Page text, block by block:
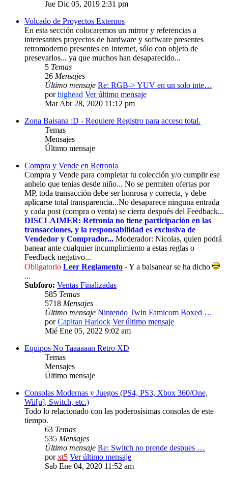
Jue Dic 05, 2019 2:31 pm
Volcado de Proyectos Externos
En esta sección colocaremos un mirror y referencias a
interesantes proyectos de hardware y software presentes
retromoderno presentes en Internet, sólo con objeto de
presevarlos... ya que muchos han desaparecido...
5 Temas
26 Mensajes
Último mensaje Re: RGB-> YUV en un solo inte…
porbighead Ver último mensaje
Mar Abr 28, 2020 11:12 pm
Zona Baisana :D - Requiere Registro para acceso total.
Temas
Mensajes
Último mensaje
Compra y Vende en Retronia
Compra y Vende para completar tu colección y/o cumplir ese
anhelo que tenias desde niño... No se permiten ofertas por
MP, toda transacción debe ser honrosa y correcta, y debe
aplicarse total transparencia...No desaparece ninguna entrada
y cada post (compra o venta) se cierra después del Feedback...
DISCLAIMER: Retronia no tiene participación en las
transacciones, y la responsabilidad es exclusiva de
Vendedor y Comprador... Moderador: Nicolas, quien podrá
banear ante cualquier incumplimiento a estas reglas o
Feedback negativo...
Obligatorio Leer Reglamento - Y a baisanear se ha dicho
...
Subforo: Ventas Finalizadas
585 Temas
5718 Mensajes
Último mensaje Nintendo Twin Famicom Boxed …
porCapitan Harlock Ver último mensaje
Mié Ene 05, 2022 9:02 am
Equipos No Taaaaaan Retro XD
Temas
Mensajes
Último mensaje
Consolas Modernas y Juegos (PS4, PS3, Xbox 360/One,
Wii[u], Switch, etc.)
Todo lo relacionado con las poderosísimas consolas de este
tiempo.
63 Temas
535 Mensajes
Último mensaje Re: Switch no prende despues …
porxt5 Ver último mensaje
Sab Ene 04, 2020 11:52 am